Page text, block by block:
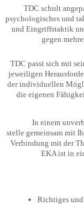
TDC schult
psychologisches und
und Eingriffstaktik
gegen
TDC passt sich mit
jeweiligen
der individuellen
die eigenen
In einem
stelle gemeinsam mit
Verbindung mit der
EKA ist in
Richtiges